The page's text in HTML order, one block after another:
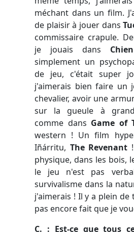
méchant dans un film.
de plaisir à jouer dans
commissaire crapule.
je jouais dans Chien
simplement un
de jeu, c'était super
j'aimerais bien faire un
chevalier, avoir une
sur la gueule à
comme dans Game of
western ! Un film
Iñárritu, The Revenant
physique, dans les bois,
le jeu n'est pas
survivalisme dans la
j'aimerais ! Il y a plein de
pas encore fait que je
C. : Est-ce que tous